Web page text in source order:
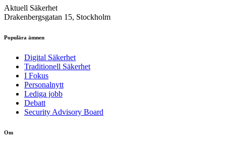
Aktuell Säkerhet
Drakenbergsgatan 15, Stockholm
Populära ämnen
Digital Säkerhet
Traditionell Säkerhet
I Fokus
Personalnytt
Lediga jobb
Debatt
Security Advisory Board
Om